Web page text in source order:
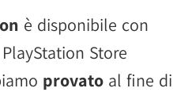
è disponibile con
Store
provato al fine di